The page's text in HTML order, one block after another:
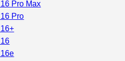
Pro Max
Pro